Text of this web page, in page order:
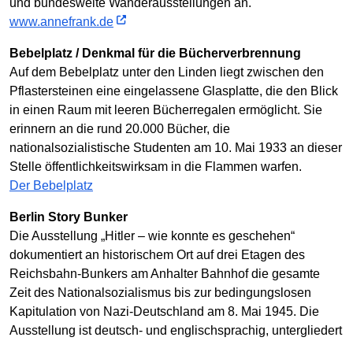
www.annefrank.de
Bebelplatz / Denkmal für die Bücherverbrennung
Auf dem Bebelplatz unter den Linden liegt zwischen den
Pflastersteinen eine eingelassene Glasplatte, die den Blick
in einen Raum mit leeren Bücherregalen ermöglicht. Sie
erinnern an die rund 20.000 Bücher, die
nationalsozialistische Studenten am 10. Mai 1933 an dieser
Stelle öffentlichkeitswirksam in die Flammen warfen.
Der Bebelplatz
Berlin Story Bunker
Die Ausstellung „Hitler – wie konnte es geschehen“
dokumentiert an historischem Ort auf drei Etagen des
Reichsbahn-Bunkers am Anhalter Bahnhof die gesamte
Zeit des Nationalsozialismus bis zur bedingungslosen
Kapitulation von Nazi-Deutschland am 8. Mai 1945. Die
Ausstellung ist deutsch- und englischsprachig, untergliedert